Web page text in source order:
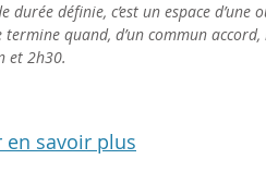
durée définie, c’est un espace
termine quand, d’un commun
et 2h30.
en savoir plus